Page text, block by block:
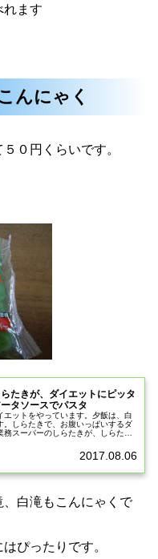
れます
んにゃく
０円くらいです。
たきが、ダイエットにピッタ
タソースでパスタ
エットをやっています。夕飯は、白
。しらたきで、お腹いっぱいするダ
スーパーのしらたきが、しらたき
2017.08.06
白滝もこんにゃくで
ぴったりです。